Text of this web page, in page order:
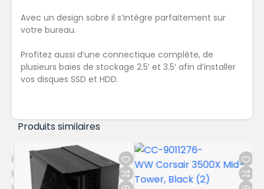
Avec un design sobre il s’intègre parfaitement sur
votre bureau.
Profitez aussi d’une connectique complète, de
plusieurs baies de stockage 2.5′ et 3.5′ afin d’installer
vos disques SSD et HDD.
Produits similaires